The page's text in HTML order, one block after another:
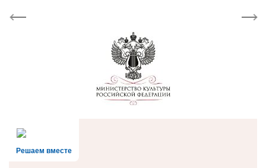
Previous Next
Решаем вместе